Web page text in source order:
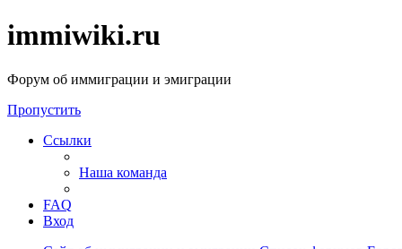
immiwiki.ru
Форум об иммиграции и эмиграции
Пропустить
Ссылки
Наша команда
FAQ
Вход